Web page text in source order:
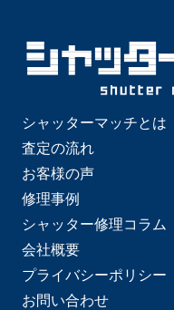
シャッターマッチとは
査定の流れ
お客様の声
修理事例
シャッター修理コラム
会社概要
プライバシーポリシー
お問い合わせ